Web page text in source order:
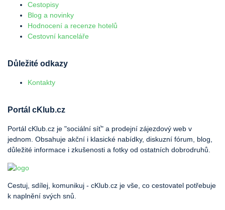
Cestopisy
Blog a novinky
Hodnocení a recenze hotelů
Cestovní kanceláře
Důležité odkazy
Kontakty
Portál cKlub.cz
Portál cKlub.cz je "sociální síť" a prodejní zájezdový web v
jednom. Obsahuje akční i klasické nabídky, diskuzní fórum, blog,
důležité informace i zkušenosti a fotky od ostatních dobrodruhů.
Cestuj, sdílej, komunikuj - cKlub.cz je vše, co cestovatel potřebuje
k naplnění svých snů.